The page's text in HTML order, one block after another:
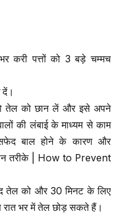
करी पत्तों को 3 बड़े चम्मच
तेल को छान लें और इसे अपने
की लंबाई के माध्यम से काम
बाल होने के कारण और
तरीके | How to Prevent
तेल को और 30 मिनट के लिए
भर में तेल छोड़ सकते हैं।